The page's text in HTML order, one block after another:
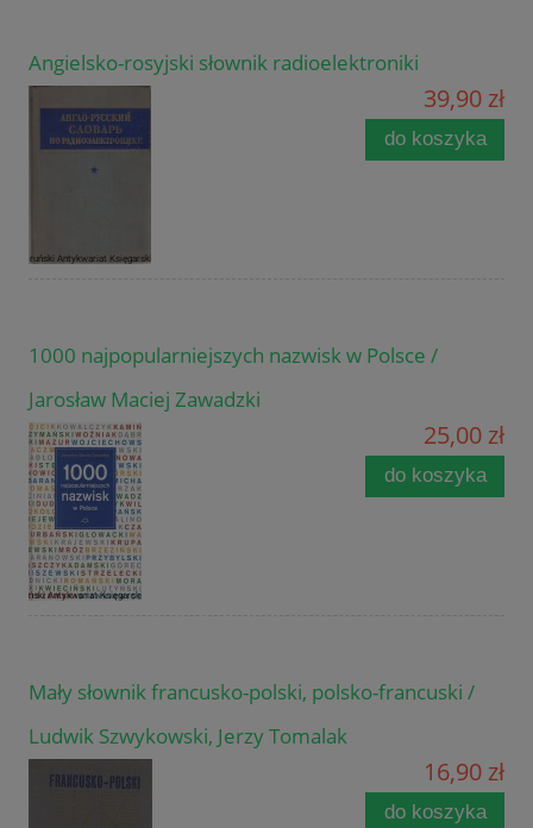
Angielsko-rosyjski słownik radioelektroniki
39,90 zł
do koszyka
1000 najpopularniejszych nazwisk w Polsce /
Jarosław Maciej Zawadzki
25,00 zł
do koszyka
Mały słownik francusko-polski, polsko-francuski /
Ludwik Szwykowski, Jerzy Tomalak
16,90 zł
do koszyka